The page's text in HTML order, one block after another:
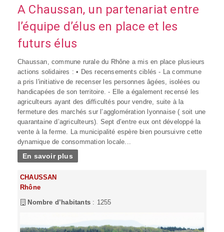
A Chaussan, un partenariat entre
l’équipe d’élus en place et les
futurs élus
Chaussan, commune rurale du Rhône a mis en place plusieurs
actions solidaires : • Des recensements ciblés - La commune
a pris l'initiative de recenser les personnes âgées, isolées ou
handicapées de son territoire. - Elle a également recensé les
agriculteurs ayant des difficultés pour vendre, suite à la
fermeture des marchés sur l’agglomération lyonnaise ( soit une
quarantaine d’agriculteurs). Sept d’entre eux ont développé la
vente à la ferme. La municipalité espère bien poursuivre cette
dynamique de consommation locale...
En savoir plus
CHAUSSAN
Rhône
Nombre d’habitants : 1255